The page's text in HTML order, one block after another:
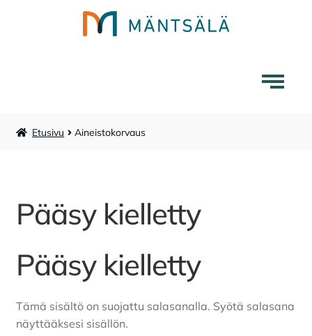
Siirry
Siirry
Mäntsälä-tuotteet
Museokauppa
Lounaskahvila Tarina
Karttakauppa
Etusivu Aineistokorvaus
Pääsy kielletty
Pääsy kielletty
Tämä sisältö on suojattu salasanalla. Syötä salasana
näyttääksesi sisällön.